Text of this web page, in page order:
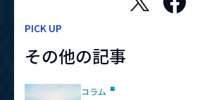
PICK UP
その他の記事
コラム